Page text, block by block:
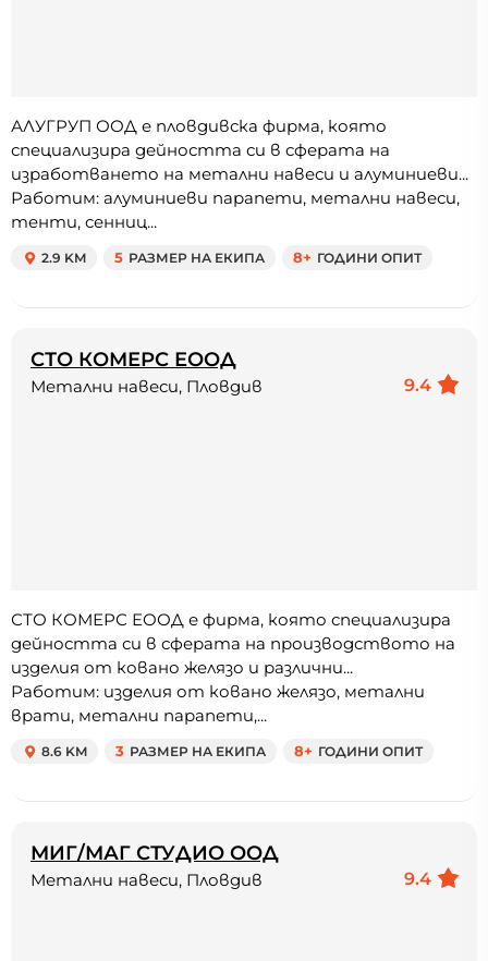
АЛУГРУП ООД е пловдивска фирма, която
специализира дейността си в сферата на
изработването на метални навеси и алуминиеви...
Работим: алуминиеви парапети, метални навеси,
тенти, сенниц...
2.9 KM 5 РАЗМЕР НА ЕКИПА 8+ ГОДИНИ ОПИТ
СТО КОМЕРС ЕООД
9.4
Метални навеси, Пловдив
СТО КОМЕРС ЕООД е фирма, която специализира
дейността си в сферата на производството на
изделия от ковано желязо и различни...
Работим: изделия от ковано желязо, метални
врати, метални парапети,...
8.6 KM 3 РАЗМЕР НА ЕКИПА 8+ ГОДИНИ ОПИТ
МИГ/МАГ СТУДИО ООД
9.4
Метални навеси, Пловдив